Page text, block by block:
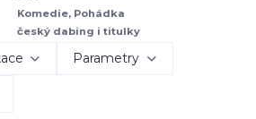
Komedie, Pohádka
český dabing i titulky
Parametry